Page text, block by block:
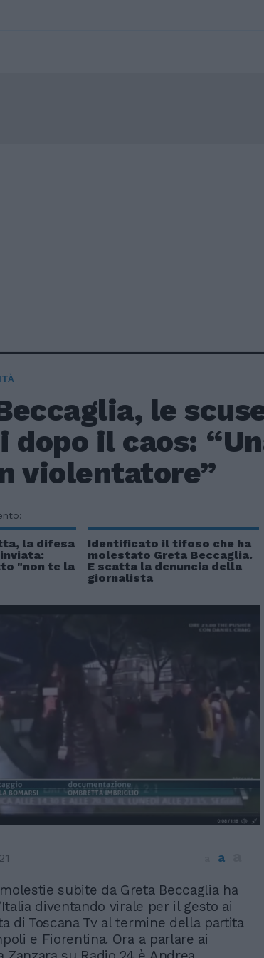
le
dopo il caos:
violentatore”
la difesa
"non te la
Identificato il tifoso che ha
molestato Greta Beccaglia.
E scatta la denuncia della
giornalista
a
subite da Greta Beccaglia ha
diventando virale per il gesto ai
di Toscana Tv al termine della partita
e Fiorentina. Ora a parlare ai